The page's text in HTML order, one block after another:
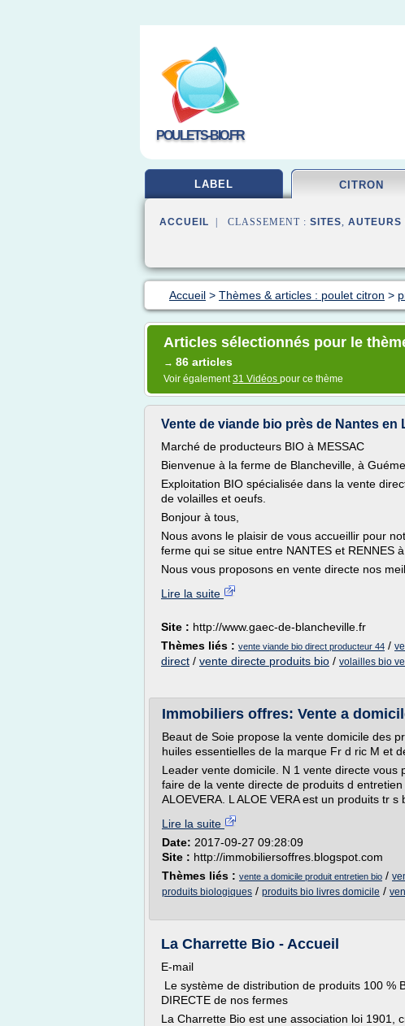
POULETS-BIO.FR
LABEL CITRON
ACCUEIL | CLASSEMENT : SITES, AUTEURS
Accueil > Thèmes & articles : poulet citron >
Articles sélectionnés pour le
→ 86 articles
Voir également31 Vidéos pour ce thème
Vente de viande bio près de Nantes en
Marché de producteurs BIO à MESSAC
Bienvenue à la ferme de Blancheville, à
Exploitation BIO spécialisée dans la vente
de volailles et oeufs.
Bonjour à tous,
Nous avons le plaisir de vous accueillir pour
ferme qui se situe entre NANTES et RENNES à
Nous vous proposons en vente directe nos
Lire la suite
Site : http://www.gaec-de-blancheville.fr
Thèmes liés : vente viande bio direct producteur 44 /
direct / vente directe produits bio / volailles bio
Immobiliers offres: Vente a
Beaut de Soie propose la vente domicile des
huiles essentielles de la marque Fr d ric M et
Leader vente domicile. N 1 vente directe
faire de la vente directe de produits d
ALOEVERA. L ALOE VERA est un produits tr s
Lire la suite
Date: 2017-09-27 09:28:09
Site : http://immobiliersoffres.blogspot.com
Thèmes liés : vente a domicile produit entretien bio /
produits biologiques / produits bio livres domicile /
La Charrette Bio - Accueil
E-mail
Le système de distribution de produits 100 %
DIRECTE de nos fermes
La Charrette Bio est une association loi 1901,